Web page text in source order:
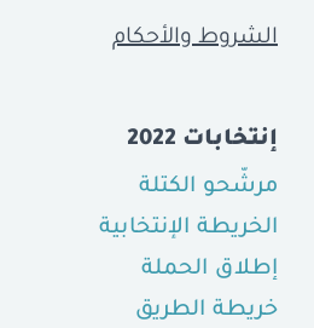
الشروط والأحكام
إنتخابات 2022
مرشّحو الكتلة
الخريطة الإنتخابية
إطلاق الحملة
خريطة الطريق